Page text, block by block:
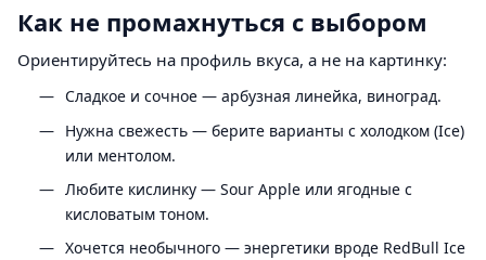
Как не промахнуться с выбором
Ориентируйтесь на профиль вкуса, а не на картинку:
Сладкое и сочное — арбузная линейка, виноград.
Нужна свежесть — берите варианты с холодком (Ice)
или ментолом.
Любите кислинку — Sour Apple или ягодные с
кисловатым тоном.
Хочется необычного — энергетики вроде RedBull Ice